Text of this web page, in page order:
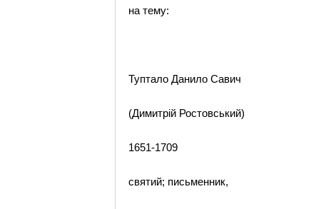
на тему:
Туптало Данило Савич
(Димитрій Ростовський)
1651-1709
святий; письменник,